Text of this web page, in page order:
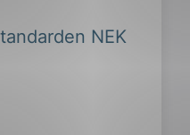
NEK